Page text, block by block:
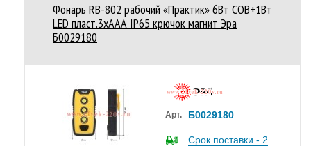
Фонарь RB-802 рабочий «Практик» 6Вт COB+1Вт
LED пласт.3хААА IP65 крючок магнит Эра
Б0029180
Арт. Б0029180
Срок поставки - 2